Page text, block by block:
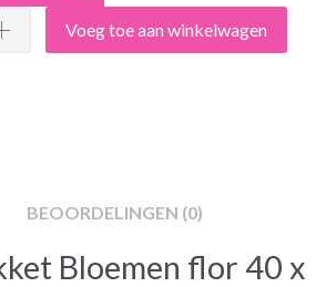
Voeg toe aan winkelwagen
BEOORDELINGEN (0)
Bloemen flor 40 x